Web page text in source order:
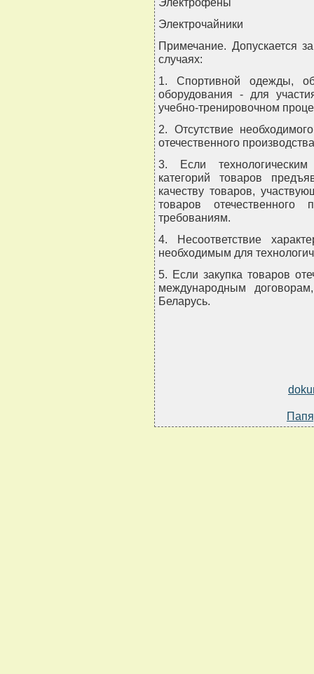
Электрочайники
Примечание. Допускается
случаях:
1. Спортивной одежды,
оборудования - для
учебно-тренировочном
2. Отсутствие
отечественного
3. Если
категорий товаров
качеству товаров,
товаров отечественного
требованиям.
4. Несоответствие
необходимым для
5. Если закупка товаров
международным
Беларусь.